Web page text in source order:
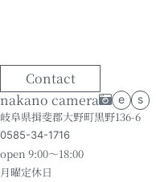
Contact
nakano camera
e s
岐阜県揖斐郡大野町黒野136-6
0585-34-1716
open 9:00～18:00
月曜定休日